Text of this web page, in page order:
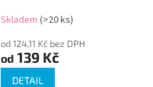
Skladem (>20 ks)
od 124,11 Kč bez DPH
od 139 Kč
DETAIL